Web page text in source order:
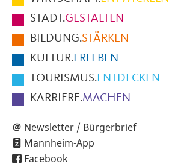
Fußbereich
der
Seite
STADT.GESTALTEN
BILDUNG.STÄRKEN
KULTUR.ERLEBEN
TOURISMUS.ENTDECKEN
KARRIERE.MACHEN
Newsletter / Bürgerbrief
Mannheim-App
Facebook